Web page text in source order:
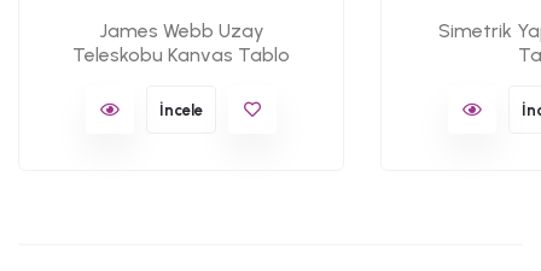
James Webb Uzay
Teleskobu Kanvas Tablo
İncele
Simetrik